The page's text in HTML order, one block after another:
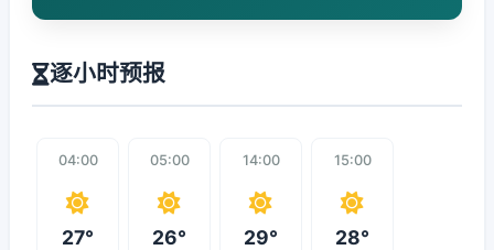
逐小时预报
04:00
27°
05:00
26°
14:00
29°
15:00
28°